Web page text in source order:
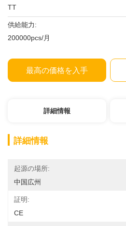
TT
供給能力:
200000pcs/月
最高の価格を入手
詳細情報
詳細情報
起源の場所:
中国広州
証明:
CE